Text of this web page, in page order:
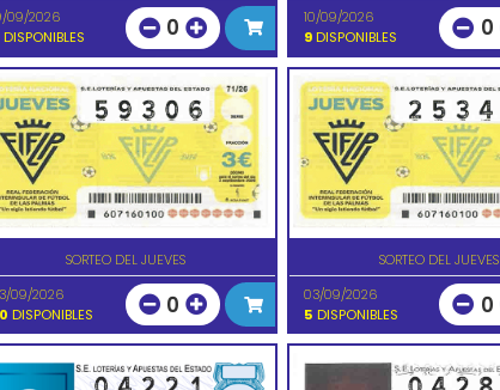
09/2026
DISPONIBLES 0
10/09/2026
9 DISPONIBLES 0
SORTEO DEL JUEVES
09/2026
DISPONIBLES 0
SORTEO DEL JUEVES
03/09/2026
5 DISPONIBLES 0